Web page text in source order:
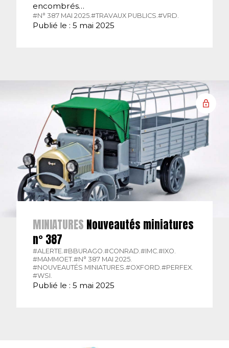
encombrés…
#N° 387 MAI 2025. #TRAVAUX PUBLICS. #VRD.
Publié le : 5 mai 2025
MINIATURES Nouveautés miniatures
n° 387
#ALERTE.#BBURAGO.#CONRAD.#IMC.#IXO.
#MAMMOET.#N° 387 MAI 2025.
#NOUVEAUTÉS MINIATURES.#OXFORD.#PERFEX.
#WSI.
Publié le : 5 mai 2025